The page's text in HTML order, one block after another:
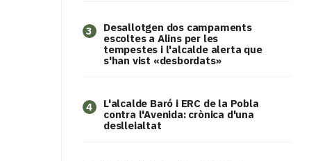
3
​Desallotgen dos campaments
escoltes a Alins per les
tempestes i l'alcalde alerta que
s'han vist «desbordats»
4
L'alcalde Baró i ERC de la Pobla
contra l'Avenida: crònica d'una
deslleialtat